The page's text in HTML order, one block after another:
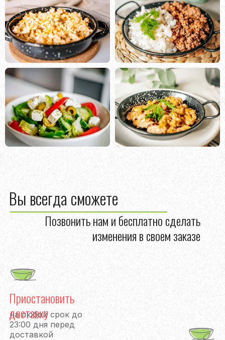
Вы всегда сможете
Позвонить нам и бесплатно сделать
изменения в своем заказе
Приостановить
доставку
на любой срок до
23:00 дня перед
доставкой